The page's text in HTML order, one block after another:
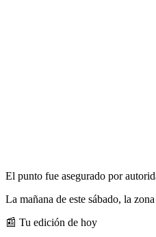
El punto fue asegurado por
La mañana de este sábado, la
📰 Tu edición de hoy